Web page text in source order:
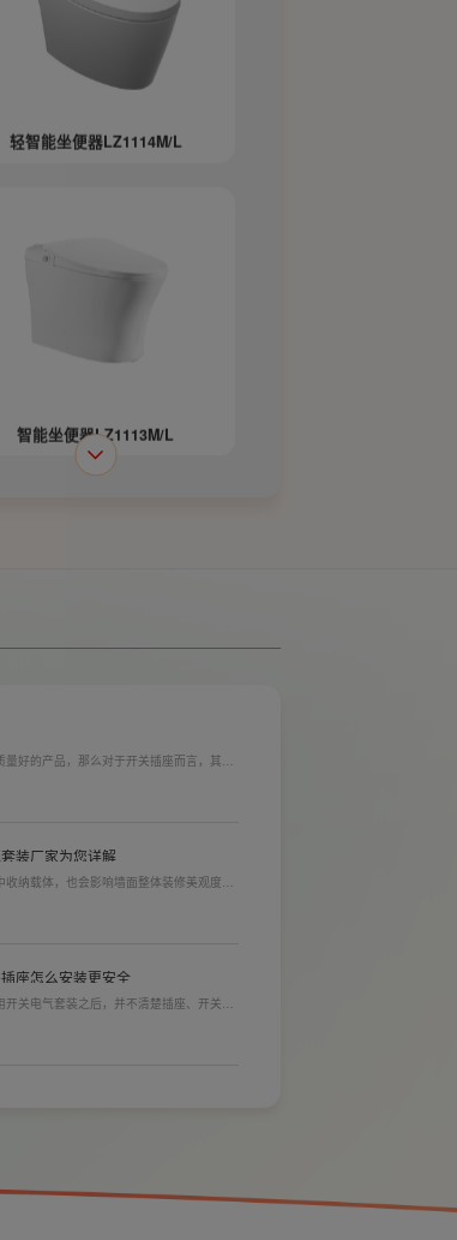
好的产品，那么对于开关插座而言，其里
装厂家为您详解
纳载体，也会影响墙面整体装修美观度，
插座、配电箱、多媒体布线箱等全套产
座怎么安装更安全
关电气套装之后，并不清楚插座、开关合